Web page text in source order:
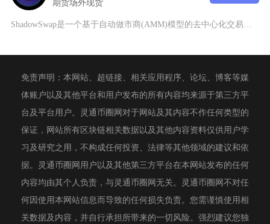
期货场外现货
ShadowSwap是一个基于自动做市商(AMM)模型的去中心化交易所，成立于2023年，
免责声明：本网站、超链接、相关应用程序、论坛、博客等媒
体账户以及其他平台和用户发布的所有内容均来源于第三方平
台及平台用户。灵通币圈网对于网站及其内容不作任何类型的
保证，网站所有区块链相关数据以及其他内容资料仅供用户学
习及研究之用，不构成任何投资、法律等其他领域的建议和依
据。灵通币圈网用户以及其他第三方平台在本网站发布的任何
内容均由其个人负责，与灵通币圈网无关。灵通币圈网不对任
何因使用本网站信息而导致的任何损失负责。您需谨慎使用相
关数据及内容，并自行承担所带来的一切风险。强烈建议您独